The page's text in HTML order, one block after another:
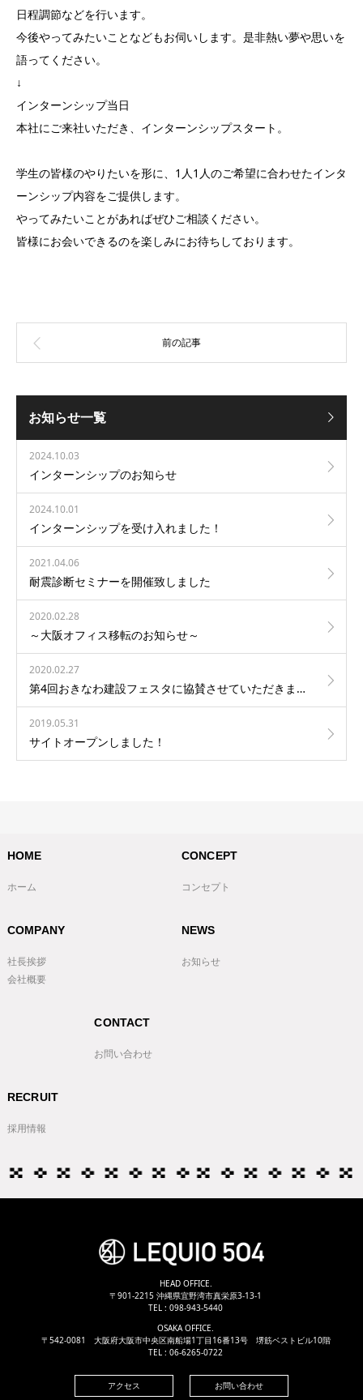
日程調節などを行います。
今後やってみたいことなどもお伺いします。是非熱い夢や思いを
語ってください。
↓
インターンシップ当日
本社にご来社いただき、インターンシップスタート。
学生の皆様のやりたいを形に、 1人1人のご希望に合わせたインタ
ーンシップ内容をご提供します。
やってみたいことがあればぜひご相談ください。
皆様にお会いできるのを楽しみにお待ちしております。
お知らせ一覧
2024.10.03
インターンシップのお知らせ
2024.10.01
インターンシップを受け入れました！
2021.04.06
耐震診断セミナーを開催致しました
2020.02.28
～大阪オフィス移転のお知らせ～
2020.02.27
第4回おきなわ建設フェスタに協賛させていただきました
2019.05.31
サイトオープンしました！
HOME
ホーム
CONCEPT
コンセプト
COMPANY
社長挨拶
会社概要
NEWS
お知らせ
CONTACT
お問い合わせ
RECRUIT
採用情報
HEAD OFFICE.
〒901-2215 沖縄県宜野湾市真栄原3-13-1
TEL : 098-943-5440
OSAKA OFFICE.
〒542-0081 大阪府大阪市中央区南船場1丁目16番13号 堺筋ベストビル10階
TEL : 06-6265-0722
アクセス お問い合わせ